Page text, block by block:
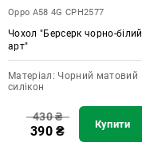
Oppo A58 4G CPH2577
Чохол "Берсерк чорно-білий
арт"
Матеріал: Чорний матовий
силікон
430₴
390₴ Купити